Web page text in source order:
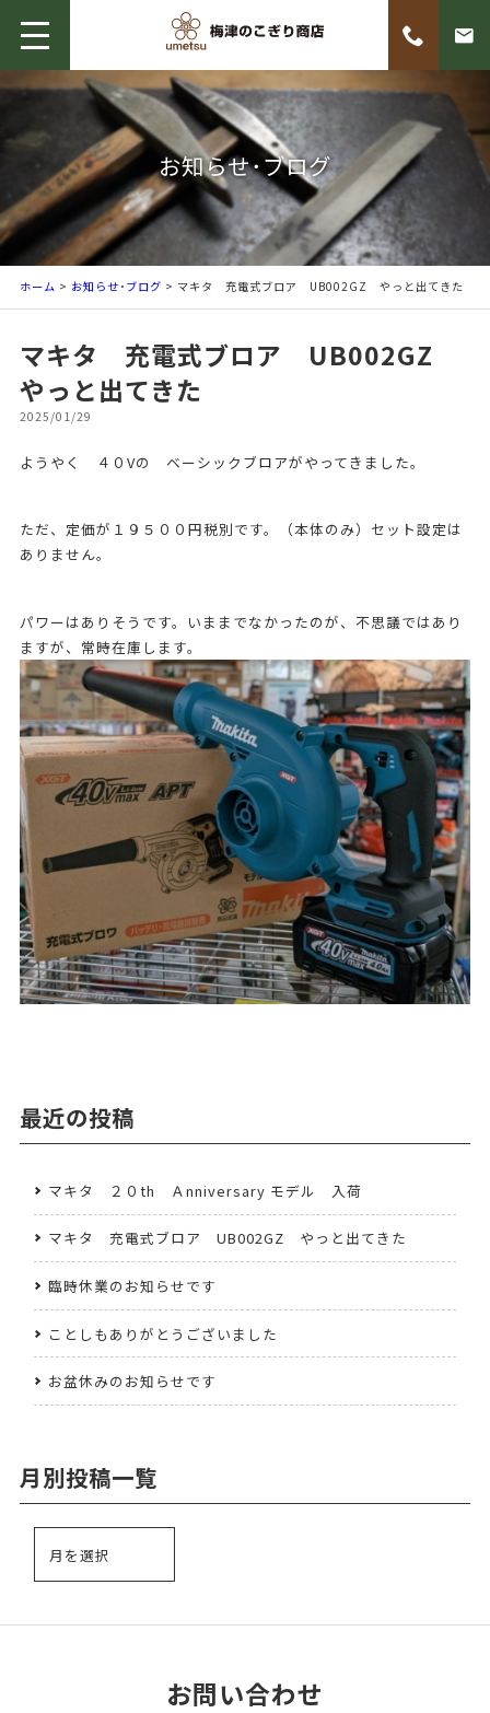
お知らせ･ブログ
ホーム > お知らせ･ブログ > マキタ 充電式ブロア UB002GZ やっと出てきた
マキタ 充電式ブロア UB002GZ
やっと出てきた
2025/01/29
ようやく ４０Vの ベーシックブロアがやってきました。
ただ、定価が１９５００円税別です。（本体のみ）セット設定は
ありません。
パワーはありそうです。いままでなかったのが、不思議ではあり
ますが、常時在庫します。
最近の投稿
マキタ ２０th Ａnniversary モデル 入荷
マキタ 充電式ブロア UB002GZ やっと出てきた
臨時休業のお知らせです
ことしもありがとうございました
お盆休みのお知らせです
月別投稿一覧
お問い合わせ